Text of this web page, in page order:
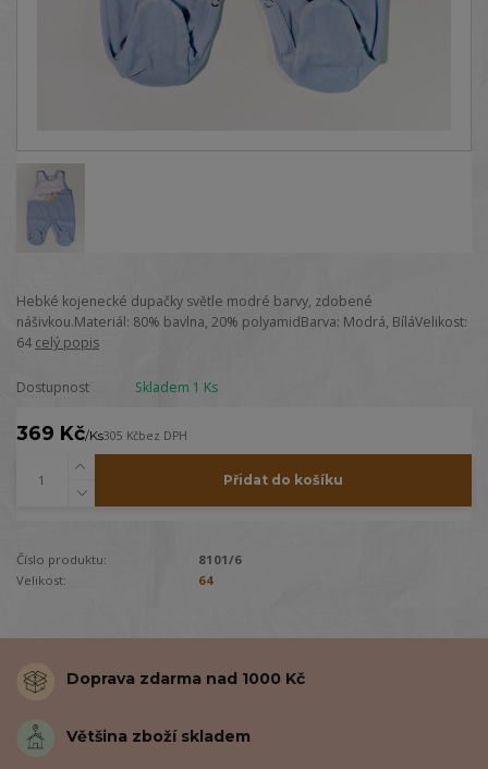
Hebké kojenecké dupačky světle modré barvy, zdobené
nášivkou.Materiál: 80% bavlna, 20% polyamidBarva: Modrá, BíláVelikost:
64 celý popis
Dostupnost Skladem 1 Ks
369 Kč/Ks305 Kčbez DPH
Přidat do košíku
Číslo produktu:
8101/6
Velikost:
64
Doprava zdarma nad 1000 Kč
Většina zboží skladem